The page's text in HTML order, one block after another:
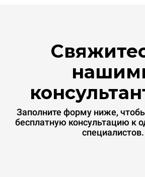
Заполните форму ниже,
бесплатную консультацию к
специалистов.